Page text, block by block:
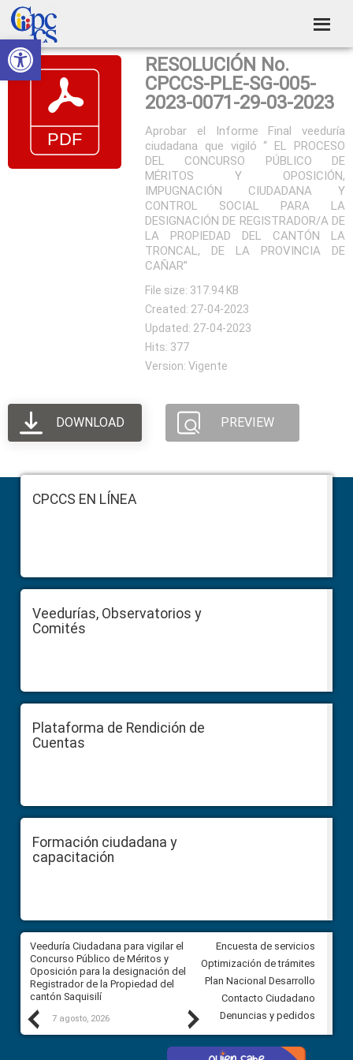
Abrir barra de herramientas
Skip
to
primary
navigation
Skip
to
main
content
Skip
to
primary
sidebar
Skip
to
footer
Consejo
de
Participación
Ciudadana
Construyendo
Poder
RESOLUCIÓN No.
CPCCS-PLE-SG-005-
2023-0071-29-03-2023
Aprobar el Informe Final veeduría
ciudadana que vigiló “ EL PROCESO
DEL CONCURSO PÚBLICO DE
MÉRITOS Y OPOSICIÓN,
IMPUGNACIÓN CIUDADANA Y
CONTROL SOCIAL PARA LA
DESIGNACIÓN DE REGISTRADOR/A DE
LA PROPIEDAD DEL CANTÓN LA
TRONCAL, DE LA PROVINCIA DE
CAÑAR”
File size: 317.94 KB
Created: 27-04-2023
Updated: 27-04-2023
Hits: 377
Version: Vigente
DOWNLOAD PREVIEW
FooterCPCCS EN LÍNEA
Veedurías, Observatorios y
Comités
Plataforma de Rendición de
Cuentas
Formación ciudadana y
capacitación
Previous
Veeduría Ciudadana para vigilar el
Concurso Público de Méritos y
Oposición para la designación del
Registrador de la Propiedad del
cantón Saquisilí
7 agosto, 2026
Veeduría Ciudadana para
construcción del asfaltado de
Ballenita del cantón Santa
7 agosto, 2026
Next
Encuesta de servicios
Optimización de trámites
Plan Nacional Desarrollo
Contacto Ciudadano
Denuncias y pedidos